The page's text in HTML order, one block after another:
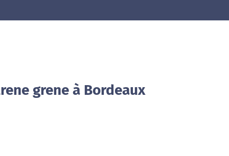
grene à Bordeaux